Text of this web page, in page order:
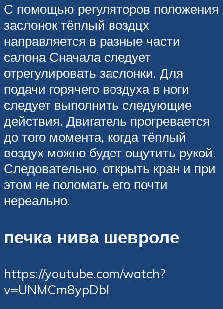
С помощью регуляторов положения
заслонок тёплый воздцх
направляется в разные части
салона Сначала следует
отрегулировать заслонки. Для
подачи горячего воздуха в ноги
следует выполнить следующие
действия. Двигатель прогревается
до того момента, когда тёплый
воздух можно будет ощутить рукой.
Следовательно, открыть кран и при
этом не поломать его почти
нереально.
печка нива шевроле
https://youtube.com/watch?
v=UNMCm8ypDbI